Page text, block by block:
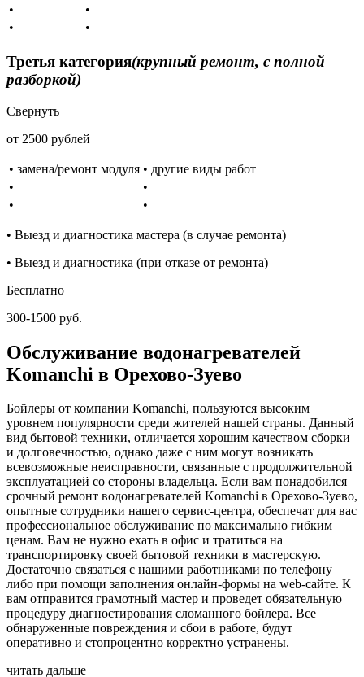
•
•
•
•
Третья категория(крупный ремонт, с полной
разборкой)
Свернуть
от 2500 рублей
• замена/ремонт модуля • другие виды работ
•
•
•
•
• Выезд и диагностика мастера (в случае ремонта)
• Выезд и диагностика (при отказе от ремонта)
Бесплатно
300-1500 руб.
Обслуживание водонагревателей
Komanchi в Орехово-Зуево
Бойлеры от компании Komanchi, пользуются высоким
уровнем популярности среди жителей нашей страны. Данный
вид бытовой техники, отличается хорошим качеством сборки
и долговечностью, однако даже с ним могут возникать
всевозможные неисправности, связанные с продолжительной
эксплуатацией со стороны владельца. Если вам понадобился
срочный ремонт водонагревателей Komanchi в Орехово-Зуево,
опытные сотрудники нашего сервис-центра, обеспечат для вас
профессиональное обслуживание по максимально гибким
ценам. Вам не нужно ехать в офис и тратиться на
транспортировку своей бытовой техники в мастерскую.
Достаточно связаться с нашими работниками по телефону
либо при помощи заполнения онлайн-формы на web-сайте. К
вам отправится грамотный мастер и проведет обязательную
процедуру диагностирования сломанного бойлера. Все
обнаруженные повреждения и сбои в работе, будут
оперативно и стопроцентно корректно устранены.
читать дальше